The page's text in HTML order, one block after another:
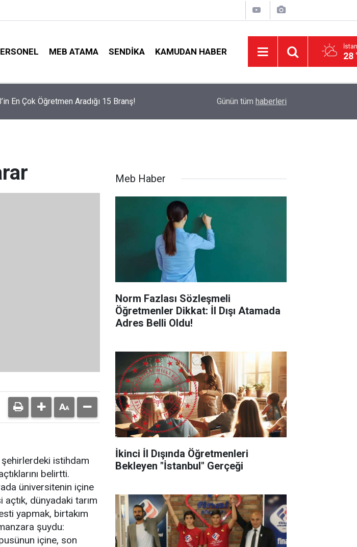
MEB ATAMA SENDIKA KAMUDAN HABER 28
Kontenjanlar Bitti, Rekabet
İlçe Milli Eğitim Müdürü Ataması Yapıldı
Günün tüm haberleri
şehirlerdeki istihdam
belirtti.
üniversitenin içine
dünyadaki tarım
yapmak, birtakım
şuydu:
içine, son
Meb Haber
Norm Fazlası Sözleşmeli
Öğretmenler Dikkat: İl Dışı Atamada
Adres Belli Oldu!
İkinci İl Dışında Öğretmenleri
Bekleyen "İstanbul" Gerçeği